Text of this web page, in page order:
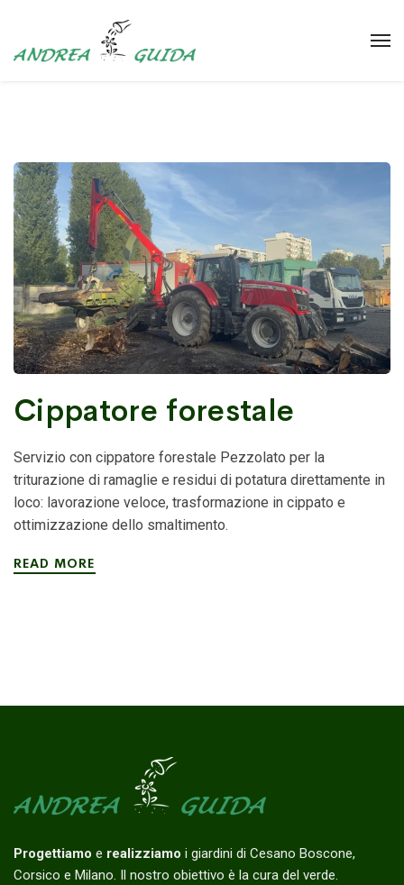
Cippatore forestale
Servizio con cippatore forestale Pezzolato per la
triturazione di ramaglie e residui di potatura direttamente in
loco: lavorazione veloce, trasformazione in cippato e
ottimizzazione dello smaltimento.
READ MORE
Progettiamo e realizziamo i giardini di Cesano Boscone,
Corsico e Milano. Il nostro obiettivo è la cura del verde.